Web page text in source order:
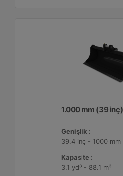
1.000 mm (39 inç)
Genişlik :
39.4 inç - 1000 mm
Kapasite :
3.1 yd³ - 88.1 m³